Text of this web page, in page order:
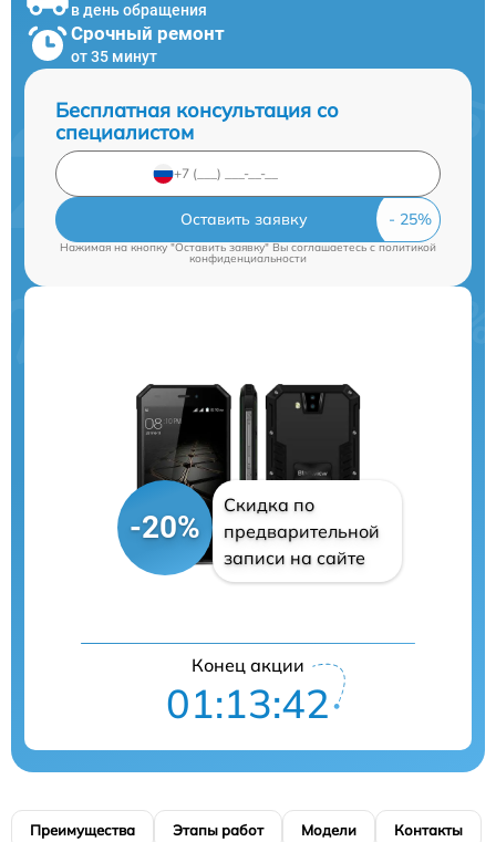
в день обращения
Срочный ремонт
от 35 минут
Бесплатная консультация со
специалистом
Оставить заявку
Нажимая на кнопку "Оставить заявку" Вы соглашаетесь cполитикой
конфиденциальности
-20%
Скидка по
предварительной
записи на сайте
Конец акции
01:13:41
Преимущества Этапы работ Модели Контакты